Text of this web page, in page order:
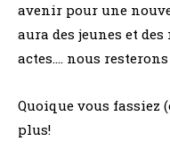
avenir pour une
aura des jeunes et
actes…. nous
Quoique vous fassiez
plus!